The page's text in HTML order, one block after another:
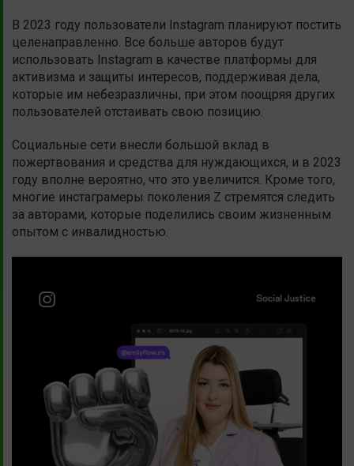
В 2023 году пользователи Instagram планируют постить
целенаправленно. Все больше авторов будут
использовать Instagram в качестве платформы для
активизма и защиты интересов, поддерживая дела,
которые им небезразличны, при этом поощряя других
пользователей отстаивать свою позицию.
Социальные сети внесли большой вклад в
пожертвования и средства для нуждающихся, и в 2023
году вполне вероятно, что это увеличится. Кроме того,
многие инстаграмеры поколения Z стремятся следить
за авторами, которые поделились своим жизненным
опытом с инвалидностью.